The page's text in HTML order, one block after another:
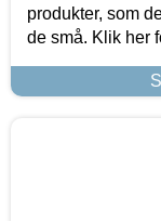
produkter, som
de små. Klik her